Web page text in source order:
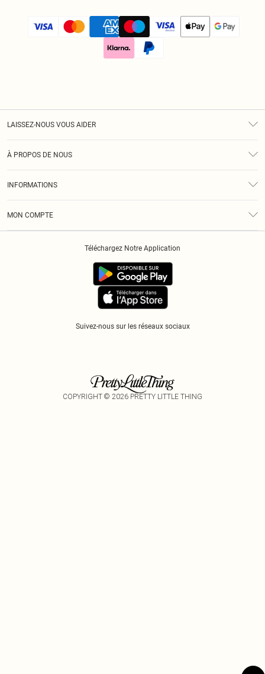
LAISSEZ-NOUS VOUS AIDER
À PROPOS DE NOUS
INFORMATIONS
MON COMPTE
Suivez-nous sur les réseaux sociaux
Téléchargez Notre Application
COPYRIGHT © 2026 PRETTY LITTLE THING